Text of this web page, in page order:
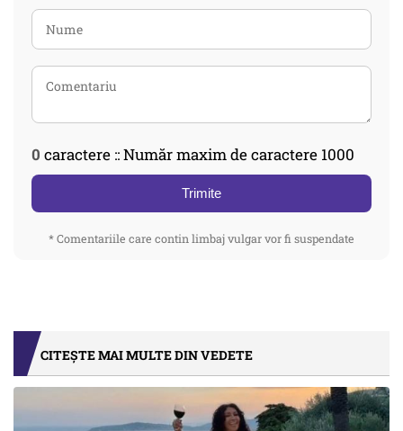
0 caractere :: Număr maxim de caractere 1000
Trimite
* Comentariile care contin limbaj vulgar vor fi suspendate
CITEȘTE MAI MULTE DIN VEDETE